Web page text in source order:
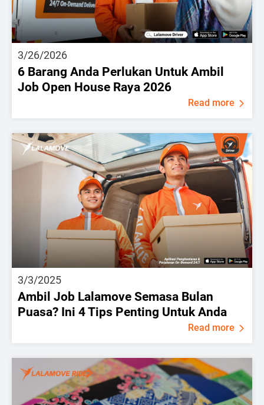
3/26/2026
6 Barang Anda Perlukan Untuk Ambil
Job Open House Raya 2026
Read more
3/3/2025
Ambil Job Lalamove Semasa Bulan
Puasa? Ini 4 Tips Penting Untuk Anda
Read more